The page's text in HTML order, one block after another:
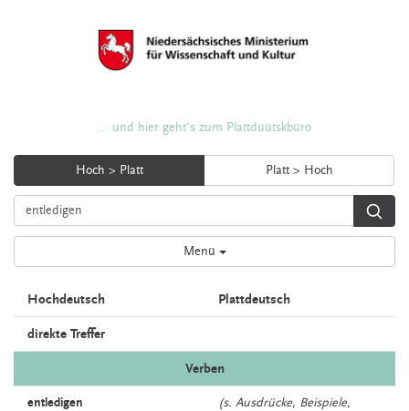
... und hier geht's zum Plattdüütskbüro
Hoch > Platt Platt > Hoch
Menü
Hochdeutsch Plattdeutsch
direkte Treffer
Verben
entledigen
(s. Ausdrücke, Beispiele,